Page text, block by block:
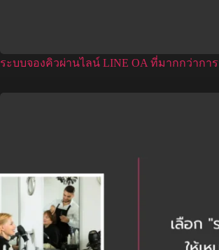
ระบบจองคิวผ่านไลน์ LINE OA ที่มากกว่ากา